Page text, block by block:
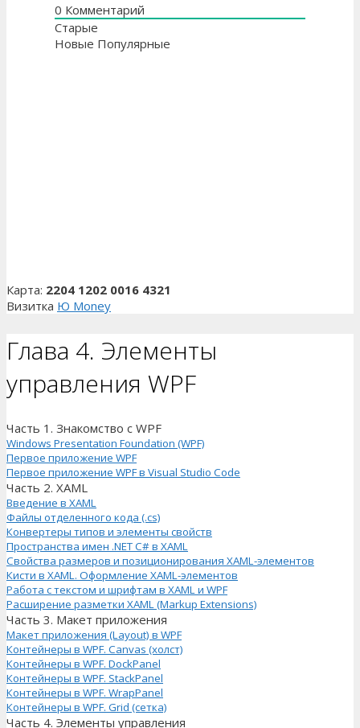
0 Комментарий
Старые
Новые Популярные
Карта: 2204 1202 0016 4321
Визитка Ю Money
Глава 4. Элементы
управления WPF
Часть 1. Знакомство с WPF
Windows Presentation Foundation (WPF)
Первое приложение WPF
Первое приложение WPF в Visual Studio Code
Часть 2. XAML
Введение в XAML
Файлы отделенного кода (.cs)
Конвертеры типов и элементы свойств
Пространства имен .NET C# в XAML
Свойства размеров и позиционирования XAML-элементов
Кисти в XAML. Оформление XAML-элементов
Работа с текстом и шрифтам в XAML и WPF
Расширение разметки XAML (Markup Extensions)
Часть 3. Макет приложения
Макет приложения (Layout) в WPF
Контейнеры в WPF. Canvas (холст)
Контейнеры в WPF. DockPanel
Контейнеры в WPF. StackPanel
Контейнеры в WPF. WrapPanel
Контейнеры в WPF. Grid (сетка)
Часть 4. Элементы управления